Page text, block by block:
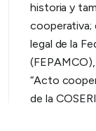
historia y
cooperativa;
legal de la
(FEPAMCO),
“Acto
de la